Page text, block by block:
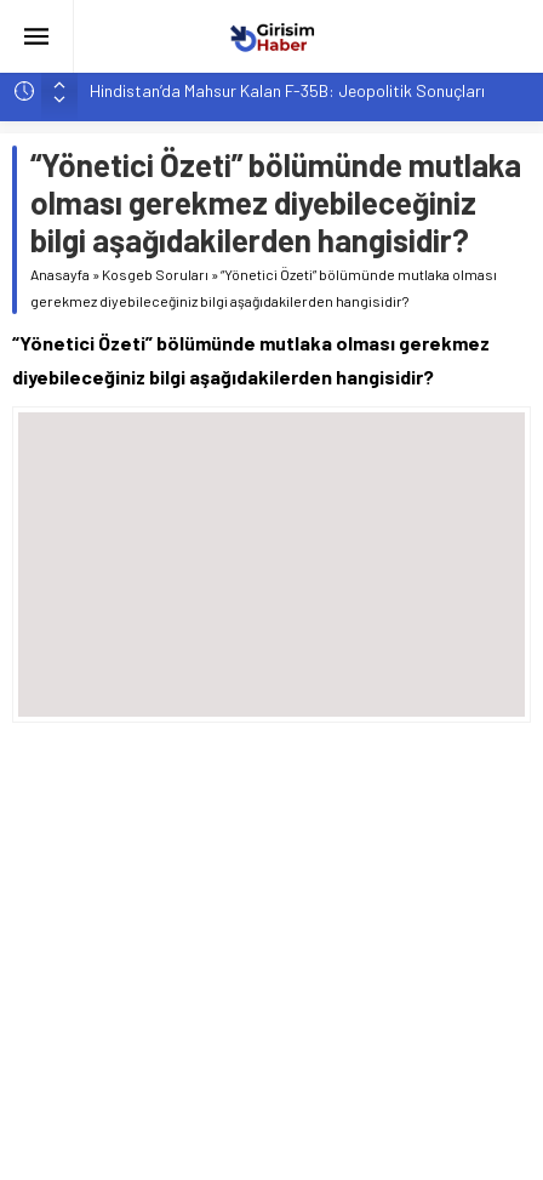
Hindistan’da Mahsur Kalan F-35B: Jeopolitik Sonuçları
Yapay Zeka Destekli Asistanlar: Elon Musk’tan Romantik Bir
Hamle mi?
Girişimcilik ve Yaşam Tarzı: Şehir Değişiminin Nedenleri ve
Etkileri
YZ ile Tüketici Girişimciliği: Yeni Sosyal Bağlantılar
Girişimciler İçin MYK Belgeli Personel İstihdamı Neden Artık
Bir Tercih Değil, Zorunluluk?
“Yönetici Özeti” bölümünde mutlaka
olması gerekmez diyebileceğiniz
bilgi aşağıdakilerden hangisidir?
Anasayfa » Kosgeb Soruları »“Yönetici Özeti” bölümünde mutlaka olması
gerekmez diyebileceğiniz bilgi aşağıdakilerden hangisidir?
“Yönetici Özeti” bölümünde mutlaka olması gerekmez
diyebileceğiniz bilgi aşağıdakilerden hangisidir?